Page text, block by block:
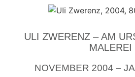
ULI ZWERENZ – AM
MALEREI
NOVEMBER 2004 –